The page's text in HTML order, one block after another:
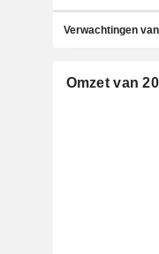
Verwachtingen
Omzet van